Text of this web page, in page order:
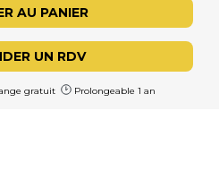
AU PANIER
UN RDV
gratuit Prolongeable 1 an
- CGU
légales
confidentialité